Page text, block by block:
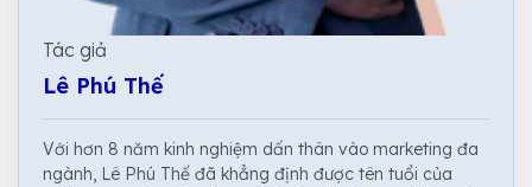
Tác giả
Lê Phú Thế
Với hơn 8 năm kinh nghiệm dấn thân vào marketing đa
ngành, Lê Phú Thế đã khẳng định được tên tuổi của